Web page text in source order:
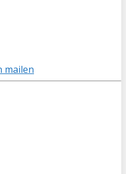
mailen